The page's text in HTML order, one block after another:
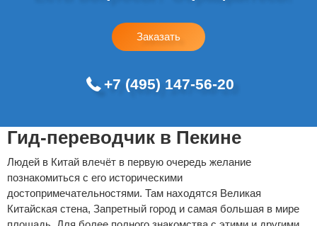
Заказать
+7 (495) 147-56-20
Гид-переводчик в Пекине
Людей в Китай влечёт в первую очередь желание
познакомиться с его историческими
достопримечательностями. Там находятся Великая
Китайская стена, Запретный город и самая большая в мире